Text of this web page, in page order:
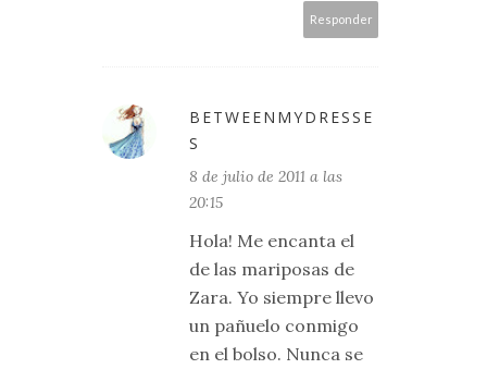
Responder
BETWEENMYDRESSE
S
8 de julio de 2011 a las
20:15
Hola! Me encanta el
de las mariposas de
Zara. Yo siempre llevo
un pañuelo conmigo
en el bolso. Nunca se